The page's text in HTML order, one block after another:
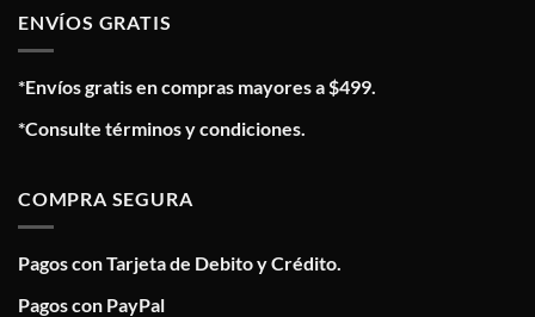
ENVÍOS GRATIS
*Envíos gratis en compras mayores a $499.
*Consulte términos y condiciones.
COMPRA SEGURA
Pagos con Tarjeta de Debito y Crédito.
Pagos con PayPal